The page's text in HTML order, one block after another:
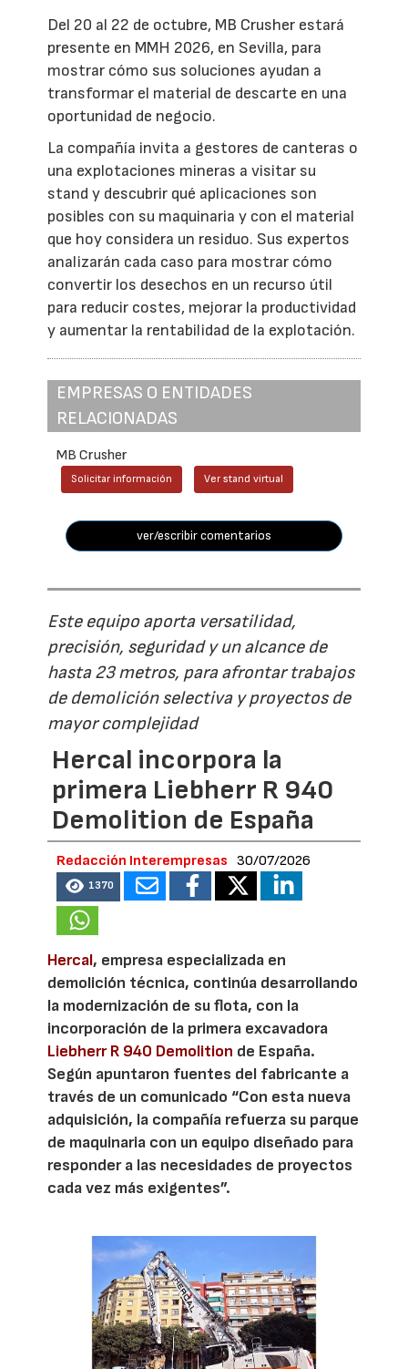
Del 20 al 22 de octubre, MB Crusher estará
presente en MMH 2026, en Sevilla, para
mostrar cómo sus soluciones ayudan a
transformar el material de descarte en una
oportunidad de negocio.
La compañía invita a gestores de canteras o
una explotaciones mineras a visitar su
stand y descubrir qué aplicaciones son
posibles con su maquinaria y con el material
que hoy considera un residuo. Sus expertos
analizarán cada caso para mostrar cómo
convertir los desechos en un recurso útil
para reducir costes, mejorar la productividad
y aumentar la rentabilidad de la explotación.
EMPRESAS O ENTIDADES
RELACIONADAS
MB Crusher
Solicitar información Ver stand virtual
ver/escribir comentarios
Este equipo aporta versatilidad,
precisión, seguridad y un alcance de
hasta 23 metros, para afrontar trabajos
de demolición selectiva y proyectos de
mayor complejidad
Hercal incorpora la
primera Liebherr R 940
Demolition de España
Redacción Interempresas 30/07/2026
1370
Hercal, empresa especializada en
demolición técnica, continúa desarrollando
la modernización de su flota, con la
incorporación de la primera excavadora
Liebherr R 940 Demolition de España.
Según apuntaron fuentes del fabricante a
través de un comunicado “Con esta nueva
adquisición, la compañía refuerza su parque
de maquinaria con un equipo diseñado para
responder a las necesidades de proyectos
cada vez más exigentes”.